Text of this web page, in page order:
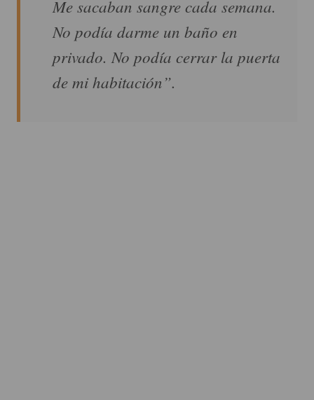
Me sacaban sangre cada semana.
No podía darme un baño en
privado. No podía cerrar la puerta
de mi habitación”.